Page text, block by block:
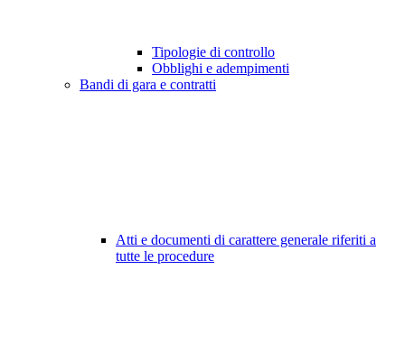
Tipologie di controllo
Obblighi e adempimenti
Bandi di gara e contratti
Atti e documenti di carattere generale riferiti a
tutte le procedure